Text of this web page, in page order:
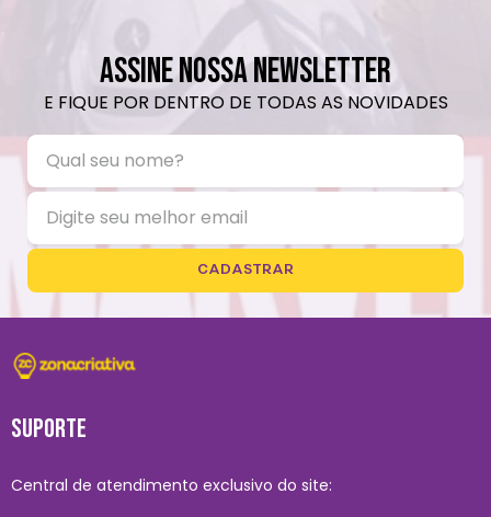
ASSINE NOSSA NEWSLETTER
E FIQUE POR DENTRO DE TODAS AS NOVIDADES
CADASTRAR
SUPORTE
Central de atendimento exclusivo do site: